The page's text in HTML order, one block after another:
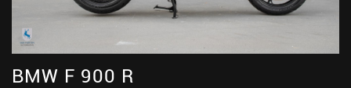
BMW F 900 R